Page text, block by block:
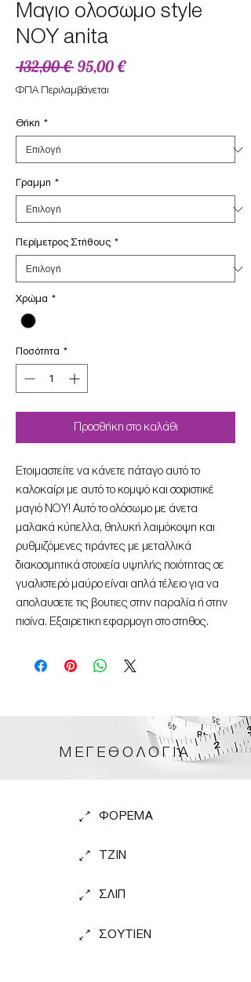
Μαγιο ολοσωμο style
NOY anita
132,00 € Κανονική
τιμή
95,00 €Τιμή
ΦΠΑ Περιλαμβάνεται
Θήκη *
Γραμμη *
Περίμετρος Στήθους *
Χρώμα *
Ποσότητα *
Προσθήκη στο καλάθι
Ετοιμαστείτε να κάνετε πάταγο αυτό το
καλοκαίρι με αυτό το κομψό και σοφιστικέ
μαγιό NOY! Αυτό το ολόσωμο με άνετα
μαλακά κύπελλα, θηλυκή λαιμόκοψη και
ρυθμιζόμενες τιράντες με μεταλλικά
διακοσμητικά στοιχεία υψηλής ποιότητας σε
γυαλιστερό μαύρο είναι απλά τέλειο για να
απολαυσετε τις βουτιες στην παραλία ή στην
πισίνα. Εξαιρετικη εφαρμογη στο στηθος.
ΜΕΓΕΘΟΛΟΓΙΑ
ΦΟΡΕΜΑ
TZIN
ΣΛΙΠ
ΣΟΥΤΙΕΝ